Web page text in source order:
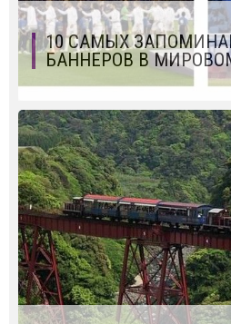
10 САМЫХ
БАННЕРОВ В